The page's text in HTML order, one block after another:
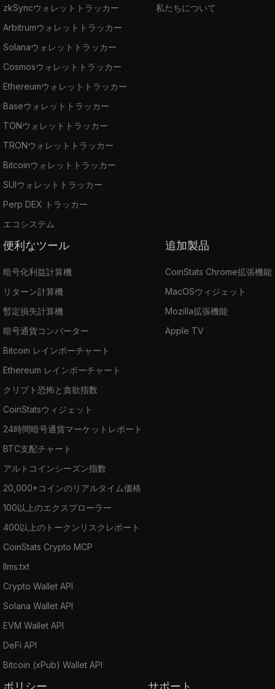
zkSyncウォレットトラッカー
Arbitrumウォレットトラッカー
Solanaウォレットトラッカー
Cosmosウォレットトラッカー
Ethereumウォレットトラッカー
Baseウォレットトラッカー
TONウォレットトラッカー
TRONウォレットトラッカー
Bitcoinウォレットトラッカー
SUIウォレットトラッカー
Perp DEX トラッカー
エコシステム
私たちについて
便利なツール
暗号化利益計算機
リターン計算機
暫定損失計算機
暗号通貨コンバーター
Bitcoin レインボーチャート
Ethereum レインボーチャート
クリプト恐怖と貪欲指数
CoinStatsウィジェット
24時間暗号通貨マーケットレポート
BTC支配チャート
アルトコインシーズン指数
20,000+コインのリアルタイム価格
100以上のエクスプローラー
400以上のトークンリスクレポート
CoinStats Crypto MCP
llms.txt
Crypto Wallet API
Solana Wallet API
EVM Wallet API
DeFi API
Bitcoin (xPub) Wallet API
追加製品
CoinStats Chrome拡張機能
MacOSウィジェット
Mozilla拡張機能
Apple TV
ポリシー サポート